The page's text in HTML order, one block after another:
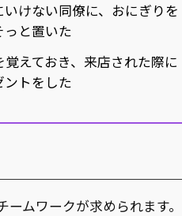
けない同僚に、おにぎりを
っと置いた
えておき、来店された際に
ントをした
ムワークが求められます。